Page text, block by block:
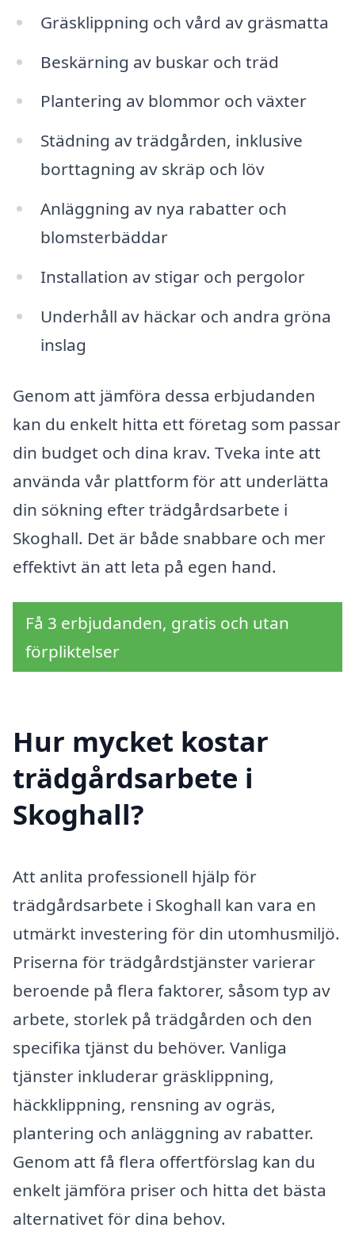
Gräsklippning och vård av gräsmatta
Beskärning av buskar och träd
Plantering av blommor och växter
Städning av trädgården, inklusive
borttagning av skräp och löv
Anläggning av nya rabatter och
blomsterbäddar
Installation av stigar och pergolor
Underhåll av häckar och andra gröna
inslag
Genom att jämföra dessa erbjudanden
kan du enkelt hitta ett företag som passar
din budget och dina krav. Tveka inte att
använda vår plattform för att underlätta
din sökning efter trädgårdsarbete i
Skoghall. Det är både snabbare och mer
effektivt än att leta på egen hand.
Få 3 erbjudanden, gratis och utan
förpliktelser
Hur mycket kostar
trädgårdsarbete i
Skoghall?
Att anlita professionell hjälp för
trädgårdsarbete i Skoghall kan vara en
utmärkt investering för din utomhusmiljö.
Priserna för trädgårdstjänster varierar
beroende på flera faktorer, såsom typ av
arbete, storlek på trädgården och den
specifika tjänst du behöver. Vanliga
tjänster inkluderar gräsklippning,
häckklippning, rensning av ogräs,
plantering och anläggning av rabatter.
Genom att få flera offertförslag kan du
enkelt jämföra priser och hitta det bästa
alternativet för dina behov.